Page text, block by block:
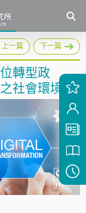
上一篇 下一篇
轉型政
社會環境